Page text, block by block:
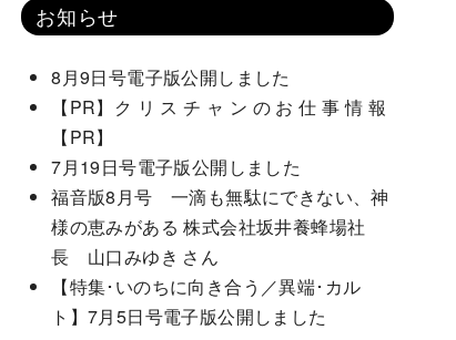
お知らせ
8月9日号電子版公開しました
【PR】ク リ ス チ ャ ン の お 仕 事 情 報
【PR】
7月19日号電子版公開しました
福音版8月号 一滴も無駄にできない、神
様の恵みがある 株式会社坂井養蜂場社
長 山口みゆき さん
【特集･いのちに向き合う／異端･カル
ト】7月5日号電子版公開しました